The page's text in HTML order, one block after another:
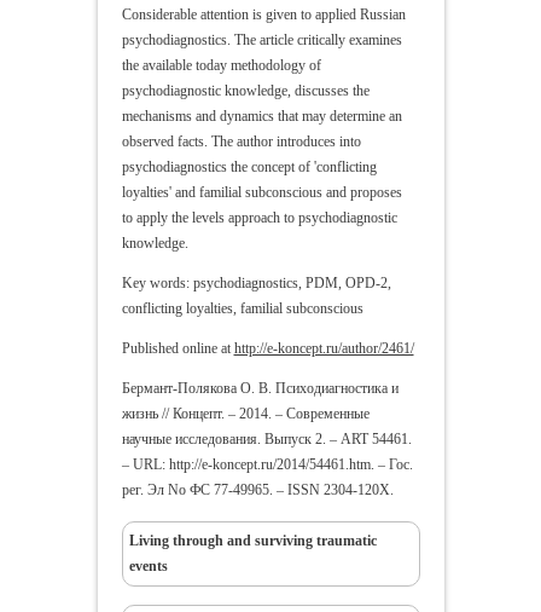
Considerable attention is given to applied Russian
psychodiagnostics. The article critically examines
the available today methodology of
psychodiagnostic knowledge, discusses the
mechanisms and dynamics that may determine an
observed facts. The author introduces into
psychodiagnostics the concept of 'conflicting
loyalties' and familial subconscious and proposes
to apply the levels approach to psychodiagnostic
knowledge.
Key words: psychodiagnostics, PDM, OPD-2,
conflicting loyalties, familial subconscious
Published online at http://e-koncept.ru/author/2461/
Бермант-Полякова О. В. Психодиагностика и
жизнь // Концепт. – 2014. – Современные
научные исследования. Выпуск 2. – ART 54461.
– URL: http://e-koncept.ru/2014/54461.htm. – Гос.
рег. Эл No ФС 77-49965. – ISSN 2304-120X.
Living through and surviving traumatic
events